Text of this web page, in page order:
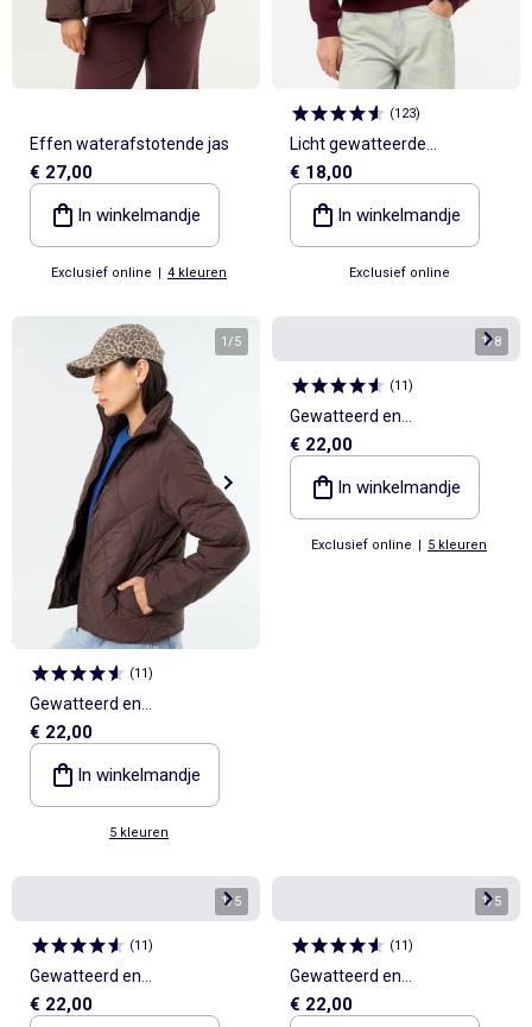
Effen waterafstotende jas
€ 27,00
In winkelmandje
Exclusief online | 4 kleuren
(123)
Licht gewatteerde
bodywarmer
€ 18,00
In winkelmandje
Exclusief online
1/5
(11)
Gewatteerd en
waterafstotend jasje
€ 22,00
In winkelmandje
5 kleuren
1/8
(11)
Gewatteerd en
waterafstotend jasje
€ 22,00
In winkelmandje
Exclusief online | 5 kleuren
1/5
(11)
Gewatteerd en
waterafstotend jasje
€ 22,00
1/5
(11)
Gewatteerd en
waterafstotend jasje
€ 22,00